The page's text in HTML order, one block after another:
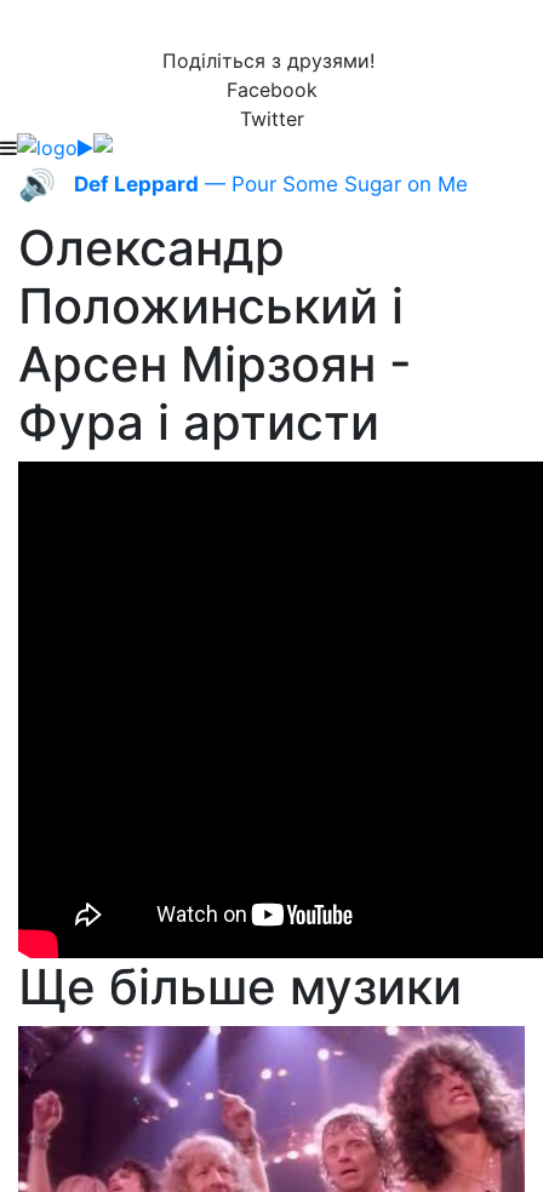
Поділіться з друзями!
Facebook
Twitter
🔊 Def Leppard — Pour Some Sugar on Me
Олександр
Положинський і
Арсен Мірзоян -
Фура і артисти
Ще більше музики